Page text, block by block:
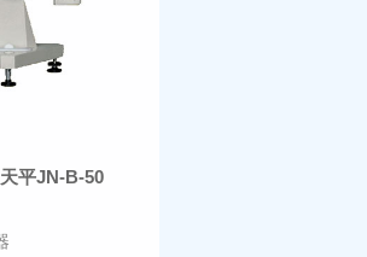
平JN-B-50